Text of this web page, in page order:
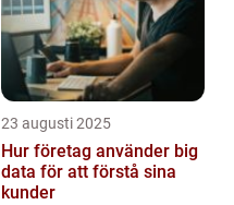
23 augusti 2025
Hur företag använder big
data för att förstå sina
kunder